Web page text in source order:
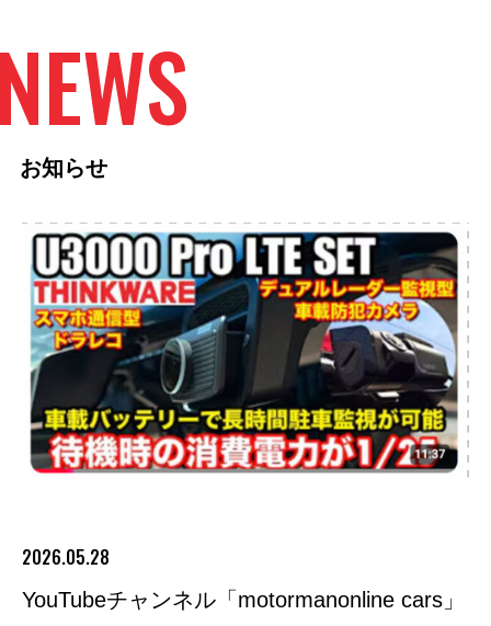
お知らせ
2026.05.28
YouTubeチャンネル「motormanonline cars」